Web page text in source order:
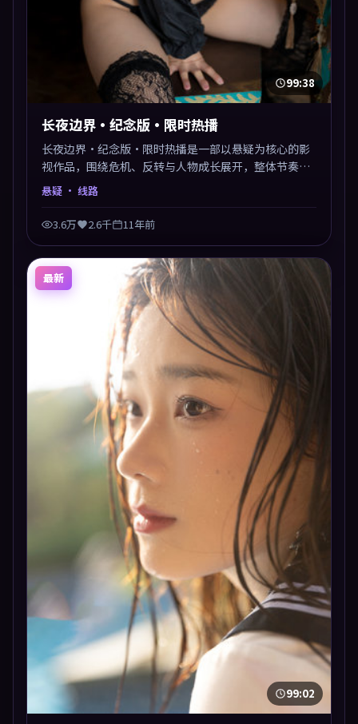
99:38
长夜边界·纪念版·限时热播
长夜边界·纪念版·限时热播是一部以悬疑为核心的影
视作品，围绕危机、反转与人物成长展开，整体节奏紧
凑，值得推荐观看。
悬疑 · 线路
3.6万 2.6千 11年前
最新
99:02